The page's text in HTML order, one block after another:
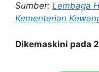
Sumber: Lembaga
Kementerian
Dikemaskini pada